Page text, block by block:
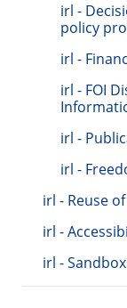
irl -
policy
irl -
irl - FOI
irl -
irl -
irl - Reuse
irl -
irl - Sandbox